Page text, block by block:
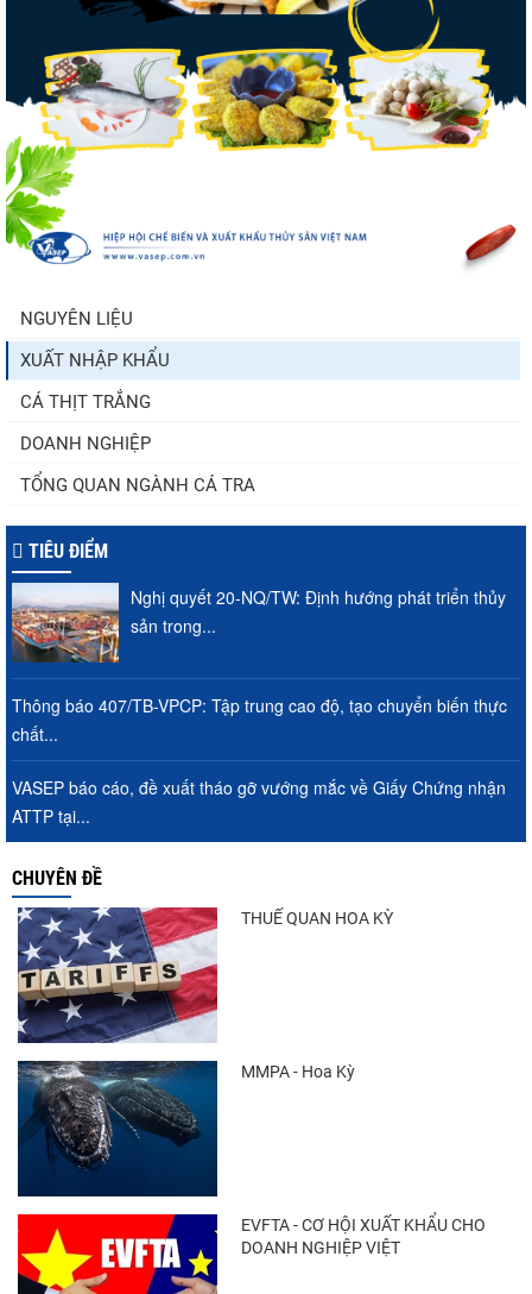
Nhập khẩu tôm của Mỹ phục hồi trong
tháng 5/2026
Trung Quốc tăng mạnh nhập khẩu mực,
trong khi nguồn cung...
NGUYÊN LIỆU
XUẤT NHẬP KHẨU
CÁ THỊT TRẮNG
DOANH NGHIỆP
TỔNG QUAN NGÀNH CÁ TRA
TIÊU ĐIỂM
Nghị quyết 20-NQ/TW: Định hướng phát triển thủy
sản trong...
Thông báo 407/TB-VPCP: Tập trung cao độ, tạo chuyển biến thực
chất...
VASEP báo cáo, đề xuất tháo gỡ vướng mắc về Giấy Chứng nhận
ATTP tại...
CHUYÊN ĐỀ
THUẾ QUAN HOA KỲ
MMPA - Hoa Kỳ
EVFTA - CƠ HỘI XUẤT KHẨU CHO
DOANH NGHIỆP VIỆT